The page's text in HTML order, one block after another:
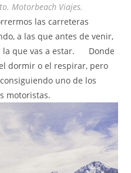
Motorbeach Viajes.
las carreteras
a las que antes de venir,
la que vas a estar. Donde
dormir o el respirar, pero
uno de los
motoristas.